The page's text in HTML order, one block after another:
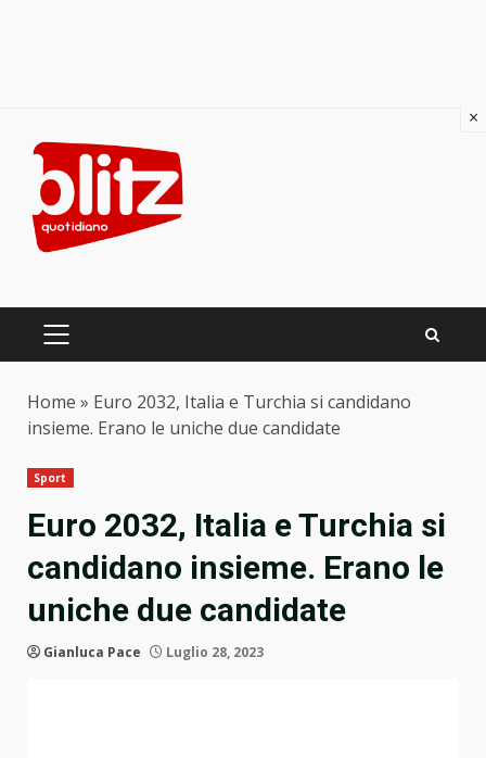
content
PRIMARY
Home » Euro 2032, Italia e Turchia si candidano
insieme. Erano le uniche due candidate
Sport
Euro 2032, Italia e Turchia si
candidano insieme. Erano le
uniche due candidate
Gianluca Pace Luglio 28, 2023
×